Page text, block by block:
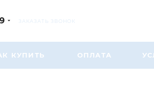
ЗАКАЗАТЬ ЗВОНОК
КУПИТЬ ОПЛАТА